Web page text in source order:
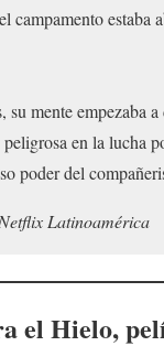
campamento
mente empezaba
en la lucha
poder del
Latinoamérica
el Hielo,